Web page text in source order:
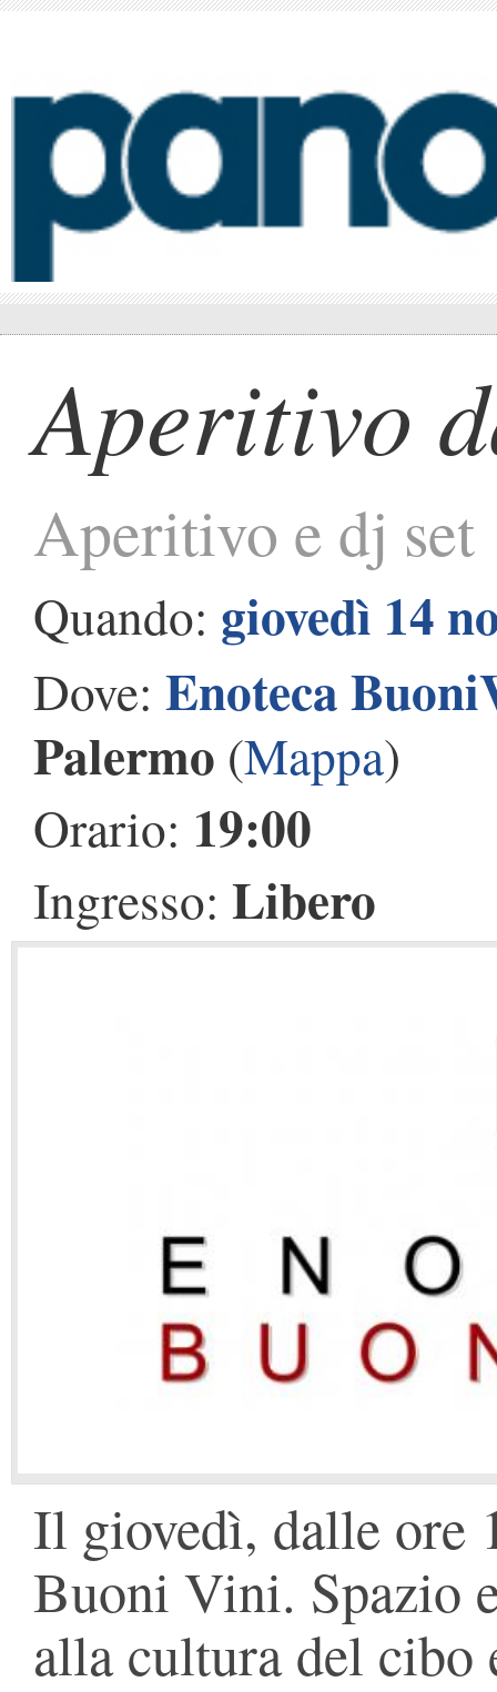
Aperitivo
Aperitivo e dj set
Quando: giovedì 14
Dove: Enoteca
Palermo (Mappa)
Orario: 19:00
Ingresso: Libero
Il giovedì, dalle ore
Buoni Vini. Spazio
alla cultura del